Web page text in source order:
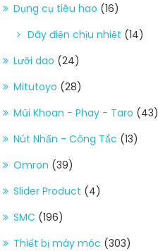
Dụng cụ tiêu hao (16)
Dây điện chịu nhiệt (14)
Lưỡi dao (24)
Mitutoyo (28)
Mũi Khoan - Phay - Taro (43)
Nút Nhấn - Công Tắc (13)
Omron (39)
Slider Product (4)
SMC (196)
Thiết bị máy móc (303)